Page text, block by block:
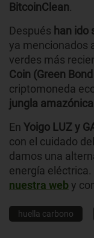
BitcoinClean.
Después han ido
ya mencionados
verdes más
Coin (Green
criptomoneda
jungla
En Yoigo LUZ y
con el cuidado
damos una
energía eléctrica.
nuestra weby
huella carbono